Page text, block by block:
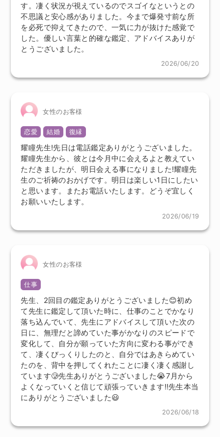
す。凄く状況が視えているのでスゴイなというとの
不思議と安心感がありました。今まで爆発寸前な所
を必死で抑えてきたので、一気に力が抜けた感覚で
した。優しい言葉と的確な鑑定、アドバイスありが
とうございました。
2026/06/20
女性のお客様
恋愛 結婚 復縁
耀瞳先生!先日は電話鑑定ありがとうございました。
耀瞳先生から、彼とは今月中に会えるよと教えてい
ただきましたが、明日会える事になりました!耀瞳先
生のご祈祷のおかげです。明日は楽しい1日にしたい
と思います。またお電話いたします。どうぞ宜しく
お願いいたします。
2026/06/19
女性のお客様
仕事
先生、2回目の鑑定ありがとうございました😊初め
て先生に鑑定して頂いた時に、仕事のことでかなり
落ち込んでいて、先生にアドバイスして頂いた次の
日に、無理だと諦めていた事がかなりのスピードで
変化して、自分が願っていた方向に変わる事ができ
て、凄くびっくりしたのと、自分ではあきらめてい
たのを、背中を押してくれたことに凄く凄く感謝し
ています🥲先生ありがとうございました😭7月から
よくなっていくと信じて頑張っていきます‼️先生本当
にありがとうございました😃
2026/06/18